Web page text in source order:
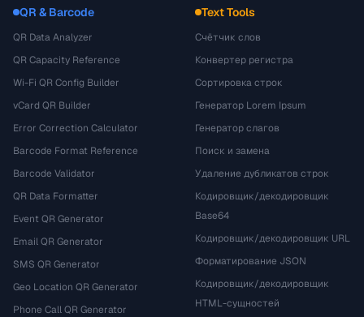
QR & Barcode
QR Data Analyzer
QR Capacity Reference
Wi-Fi QR Config Builder
vCard QR Builder
Error Correction Calculator
Barcode Format Reference
Barcode Validator
QR Data Formatter
Event QR Generator
Email QR Generator
SMS QR Generator
Geo Location QR Generator
Phone Call QR Generator
Text Tools
Счётчик слов
Конвертер регистра
Сортировка строк
Генератор Lorem Ipsum
Генератор слагов
Поиск и замена
Удаление дубликатов строк
Кодировщик/декодировщик
Base64
Кодировщик/декодировщик URL
Форматирование JSON
Кодировщик/декодировщик
HTML-сущностей